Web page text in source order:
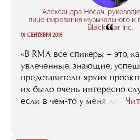
выгодное вложение, оно не
всегда будет с вами, в
дач и квартир».
Александра Носач,
лицензирования музыкального и
Black Star Inc.
“
01 СЕНТЯБРЯ 2015
«В RMA все спикеры – это,
увлеченные, знающие,
представители ярких
их было очень интересно
если в чем-то у меня лично